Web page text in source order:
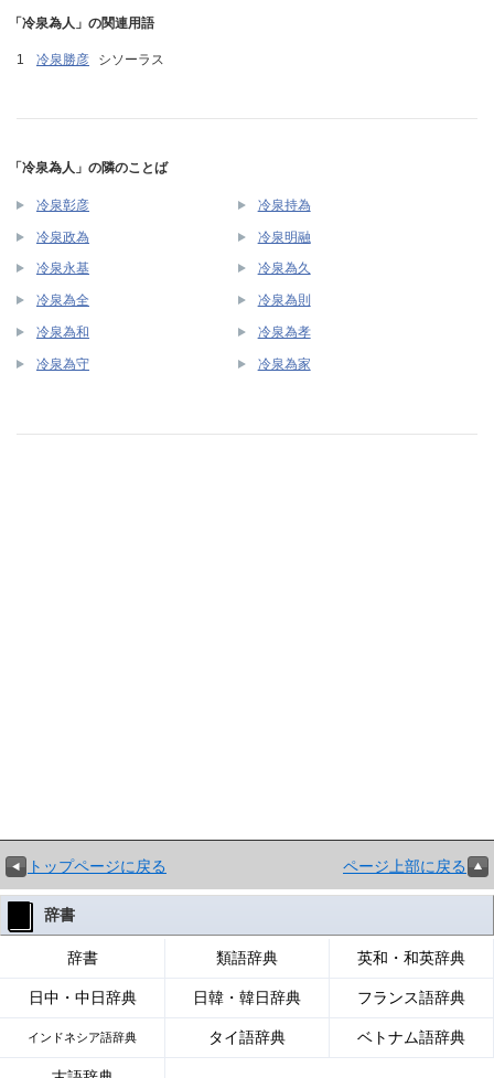
「冷泉為人」の関連用語
冷泉勝彦 シソーラス
「冷泉為人」の隣のことば
冷泉彰彦 冷泉持為
冷泉政為 冷泉明融
冷泉永基 冷泉為久
冷泉為全 冷泉為則
冷泉為和 冷泉為孝
冷泉為守 冷泉為家
トップページに戻る ページ上部に戻る
辞書
辞書 類語辞典 英和・和英辞典
日中・中日辞典 日韓・韓日辞典 フランス語辞典
インドネシア語辞典 タイ語辞典 ベトナム語辞典